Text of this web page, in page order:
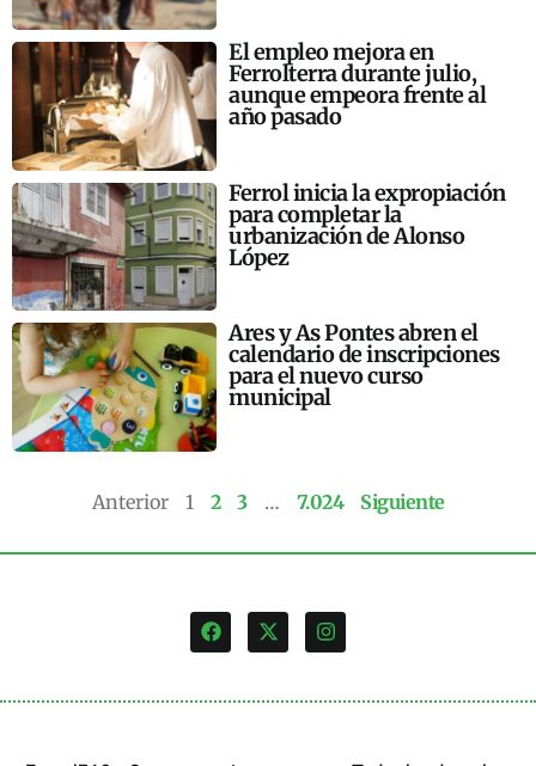
El empleo mejora en
Ferrolterra durante julio,
aunque empeora frente al
año pasado
Ferrol inicia la expropiación
para completar la
urbanización de Alonso
López
Ares y As Pontes abren el
calendario de inscripciones
para el nuevo curso
municipal
Anterior 1 2 3 … 7.024 Siguiente